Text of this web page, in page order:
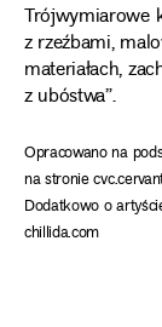
Trójwymiarowe
z rzeźbami,
materiałach,
z ubóstwa”.
Opracowano na
na stronie
Dodatkowo o
chillida.com